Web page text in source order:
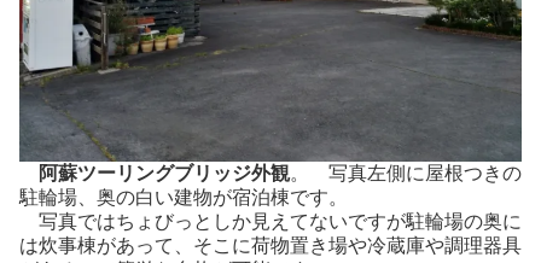
阿蘇ツーリングブリッジ外観。 写真左側に屋根つきの
駐輪場、奥の白い建物が宿泊棟です。
写真ではちょびっとしか見えてないですが駐輪場の奥に
は炊事棟があって、そこに荷物置き場や冷蔵庫や調理器具